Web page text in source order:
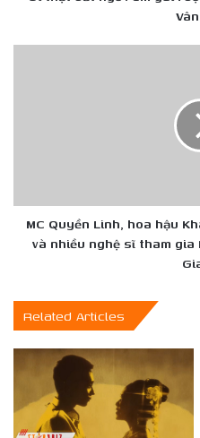
hậu
Thùy
Tiên
tham
Mái
gia
đình
MC Quyền Linh, hoa hậu
và nhiều nghệ sĩ tham gia
Related Articles